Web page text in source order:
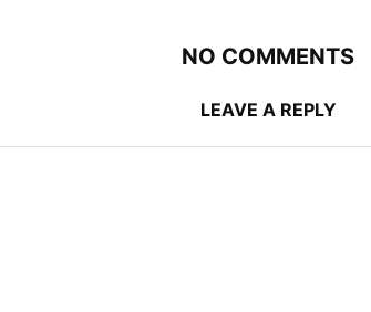
NO COMMENTS
LEAVE A REPLY